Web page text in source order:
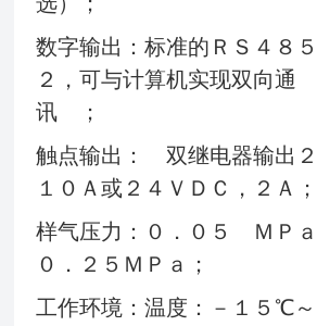
数字输出：标准的ＲＳ４８
２，可与计算机实现双向通
讯 ；
触点输出： 双继电器输出２
１０Ａ或２４ＶＤＣ，２
样气压力：０．０５ ＭＰ
０．２５ＭＰａ；
工作环境：温度：－１５℃～